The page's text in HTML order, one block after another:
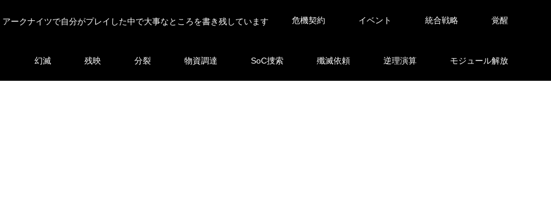
アークナイツで自分がプレイした中で大事なところを書き残しています 危機契約 イベント 統合戦略 覚醒
幻滅 残映 分裂 物資調達 SoC捜索 殲滅依頼 逆理演算 モジュール解放